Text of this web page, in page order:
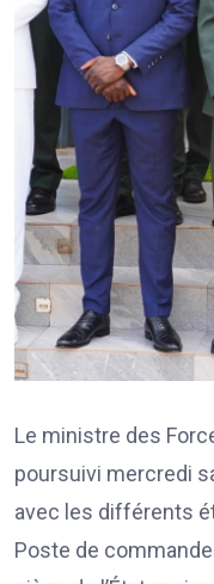
Le ministre des
poursuivi mercredi
avec les différents
Poste de